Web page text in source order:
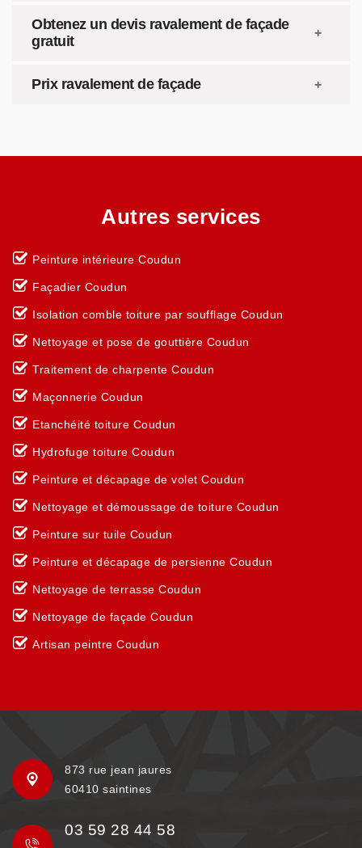
Obtenez un devis ravalement de façade
gratuit
Prix ravalement de façade
Autres services
Peinture intérieure Coudun
Façadier Coudun
Isolation comble toiture par soufflage Coudun
Nettoyage et pose de gouttière Coudun
Traitement de charpente Coudun
Maçonnerie Coudun
Etanchéité toiture Coudun
Hydrofuge toiture Coudun
Peinture et décapage de volet Coudun
Nettoyage et démoussage de toiture Coudun
Peinture sur tuile Coudun
Peinture et décapage de persienne Coudun
Nettoyage de terrasse Coudun
Nettoyage de façade Coudun
Artisan peintre Coudun
873 rue jean jaures
60410 saintines
03 59 28 44 58